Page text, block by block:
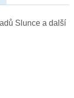
Slunce a další